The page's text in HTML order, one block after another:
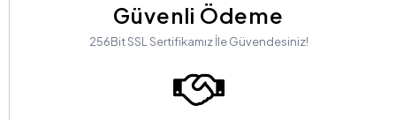
Güvenli Ödeme
256Bit SSL Sertifikamız İle Güvendesiniz!